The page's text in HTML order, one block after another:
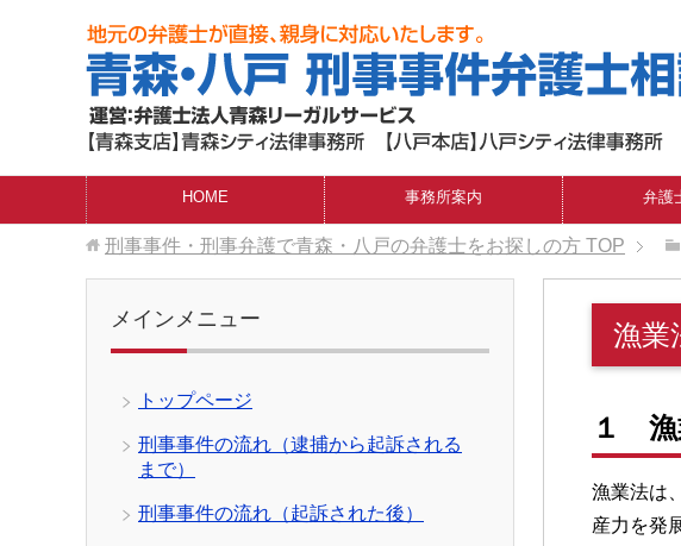
HOME 事務所案内 弁護
刑事事件・刑事弁護で青森・八戸の弁護士をお探しの方 TOP
漁業
１ 漁
漁業法は
産力を発
メインメニュー
トップページ
刑事事件の流れ（逮捕から起訴される
まで）
刑事事件の流れ（起訴された後）